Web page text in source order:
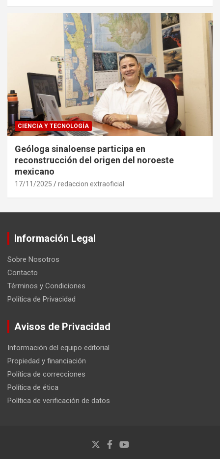
CIENCIA Y TECNOLOGÍA
Geóloga sinaloense participa en
reconstrucción del origen del noroeste
mexicano
17/11/2025 redaccion extraoficial
Información Legal
Sobre Nosotros
Contacto
Términos y Condiciones
Política de Privacidad
Avisos de Privacidad
Información del equipo editorial
Propiedad y financiación
Política de correcciones
Política de ética
Política de verificación de datos